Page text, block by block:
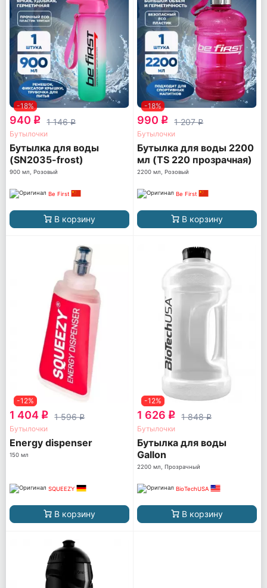
-18%
940 q 1 146q
Бутылочки
Бутылка для воды
(SN2035-frost)
900 мл, Розовый
Be First
В корзину
-18%
990 q 1 207q
Бутылочки
Бутылка для воды 2200
мл (TS 220 прозрачная)
2200 мл, Розовый
Be First
В корзину
-12%
1 404 q 1 596q
Бутылочки
Energy dispenser
150 мл
SQUEEZY
В корзину
-12%
1 626 q 1 848q
Бутылочки
Бутылка для воды
Gallon
2200 мл, Прозрачный
BioTechUSA
В корзину